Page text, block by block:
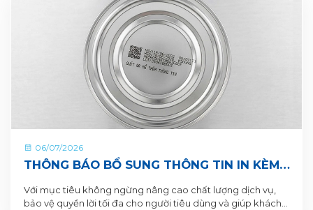
06/07/2026
THÔNG BÁO BỔ SUNG THÔNG TIN IN KÈM
QR CODE DƯỚI ĐÁY LON VÀ HỘP SẢN
PHẨM
Với mục tiêu không ngừng nâng cao chất lượng dịch vụ,
bảo vệ quyền lời tối đa cho người tiêu dùng và giúp khách